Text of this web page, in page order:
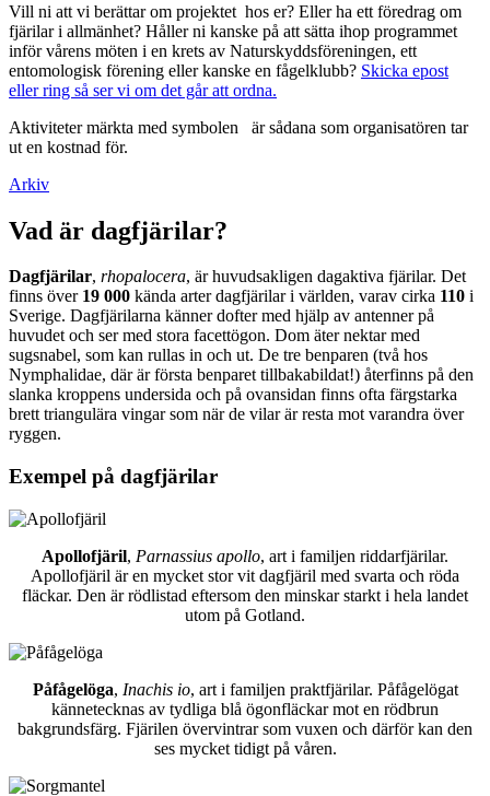
Vill ni att vi berättar om projektet hos er? Eller ha ett föredrag om
fjärilar i allmänhet? Håller ni kanske på att sätta ihop programmet
inför vårens möten i en krets av Naturskyddsföreningen, ett
entomologisk förening eller kanske en fågelklubb? Skicka epost
eller ring så ser vi om det går att ordna.
Aktiviteter märkta med symbolen
är sådana som organisatören tar
ut en kostnad för.
Arkiv
Vad är dagfjärilar?
Dagfjärilar, rhopalocera, är huvudsakligen dagaktiva fjärilar. Det
finns över 19 000 kända arter dagfjärilar i världen, varav cirka 110 i
Sverige. Dagfjärilarna känner dofter med hjälp av antenner på
huvudet och ser med stora facettögon. Dom äter nektar med
sugsnabel, som kan rullas in och ut. De tre benparen (två hos
Nymphalidae, där är första benparet tillbakabildat!) återfinns på den
slanka kroppens undersida och på ovansidan finns ofta färgstarka
brett triangulära vingar som när de vilar är resta mot varandra över
ryggen.
Exempel på dagfjärilar
Apollofjäril, Parnassius apollo, art i familjen riddarfjärilar.
Apollofjäril är en mycket stor vit dagfjäril med svarta och röda
fläckar. Den är rödlistad eftersom den minskar starkt i hela landet
utom på Gotland.
Påfågelöga, Inachis io, art i familjen praktfjärilar. Påfågelögat
kännetecknas av tydliga blå ögonfläckar mot en rödbrun
bakgrundsfärg. Fjärilen övervintrar som vuxen och därför kan den
ses mycket tidigt på våren.